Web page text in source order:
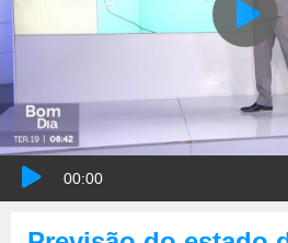
00:00